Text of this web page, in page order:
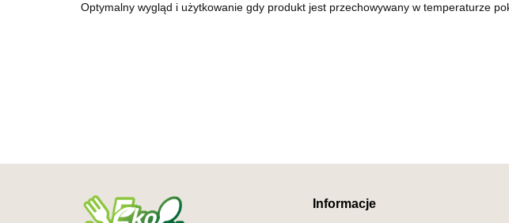
Optymalny wygląd i użytkowanie gdy produkt jest przechowywany w temperaturze
Informacje